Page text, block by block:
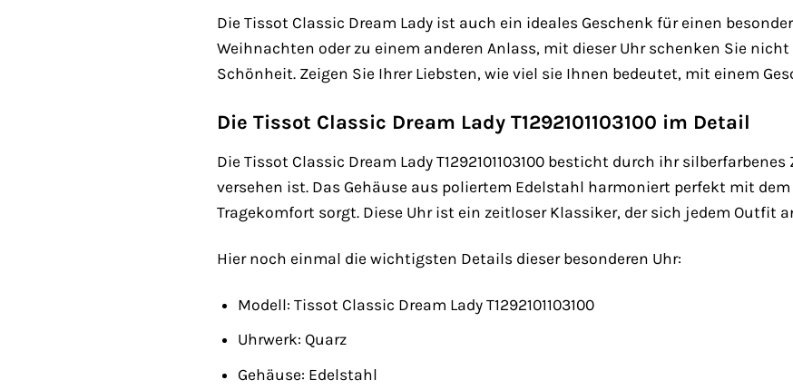
Die Tissot Classic Dream Lady ist auch ein ideales Geschenk für einen
Weihnachten oder zu einem anderen Anlass, mit dieser Uhr schenken Sie
Schönheit. Zeigen Sie Ihrer Liebsten, wie viel sie Ihnen bedeutet, mit einem
Die Tissot Classic Dream Lady T1292101103100 im Detail
Die Tissot Classic Dream Lady T1292101103100 besticht durch ihr
versehen ist. Das Gehäuse aus poliertem Edelstahl harmoniert perfekt mit
Tragekomfort sorgt. Diese Uhr ist ein zeitloser Klassiker, der sich jedem Outfit
Hier noch einmal die wichtigsten Details dieser besonderen Uhr:
Modell: Tissot Classic Dream Lady T1292101103100
Uhrwerk: Quarz
Gehäuse: Edelstahl